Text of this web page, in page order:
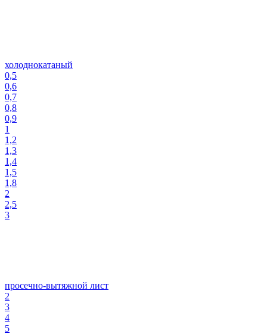
холоднокатаный
0,5
0,6
0,7
0,8
0,9
1
1,2
1,3
1,4
1,5
1,8
2
2,5
3
просечно-вытяжной лист
2
3
4
5